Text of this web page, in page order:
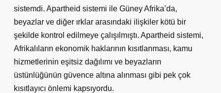
sistemdi. Apartheid sistemi ile Güney Afrika’da,
beyazlar ve diğer ırklar arasındaki ilişkiler kötü bir
şekilde kontrol edilmeye çalışılmıştı. Apartheid sistemi,
Afrikalıların ekonomik haklarının kısıtlanması, kamu
hizmetlerinin eşitsiz dağılımı ve beyazların
üstünlüğünün güvence altına alınması gibi pek çok
kısıtlayıcı önlemi kapsıyordu.